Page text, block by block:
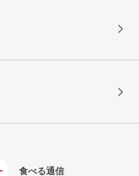
食べる通信